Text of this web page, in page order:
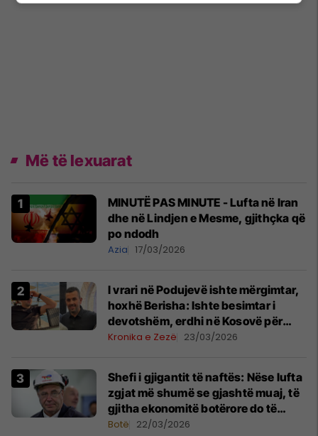
Më të lexuarat
MINUTË PAS MINUTE - Lufta në Iran
dhe në Lindjen e Mesme, gjithçka që
po ndodh
Azia 17/03/2026
I vrari në Podujevë ishte mërgimtar,
hoxhë Berisha: Ishte besimtar i
devotshëm, erdhi në Kosovë për
Bajram
Kronika e Zezë 23/03/2026
Shefi i gjigantit të naftës: Nëse lufta
zgjat më shumë se gjashtë muaj, të
gjitha ekonomitë botërore do të
vuajnë
Botë 22/03/2026